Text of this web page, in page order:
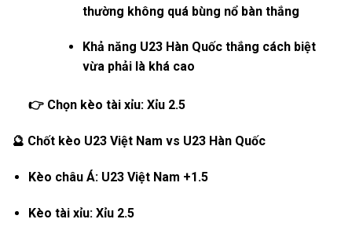
thường không quá bùng nổ bàn thắng
Khả năng U23 Hàn Quốc thắng cách biệt
vừa phải là khá cao
👉 Chọn kèo tài xỉu: Xỉu 2.5
🔮 Chốt kèo U23 Việt Nam vs U23 Hàn Quốc
Kèo châu Á:U23 Việt Nam +1.5
Kèo tài xỉu:Xỉu 2.5